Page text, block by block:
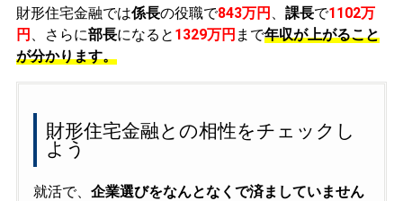
財形住宅金融では係長の役職で843万円 課長で1102万
円
、さらに部長になると 1329万円 まで年収が上がること
が分かります。
財形住宅金融との相性をチェックし
よう
就活で、 企業選びをなんとなくで済ましていません